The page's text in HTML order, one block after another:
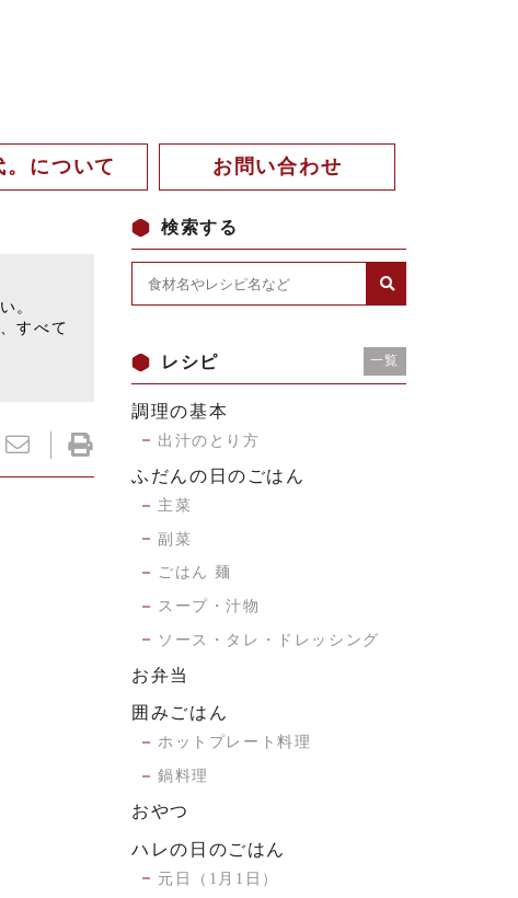
。について お問い合わせ
。
すべて
検索する
レシピ 一覧
調理の基本
出汁のとり方
ふだんの日のごはん
主菜
副菜
ごはん 麺
スープ・汁物
ソース・タレ・ドレッシング
お弁当
囲みごはん
ホットプレート料理
鍋料理
おやつ
ハレの日のごはん
元日（1月1日）